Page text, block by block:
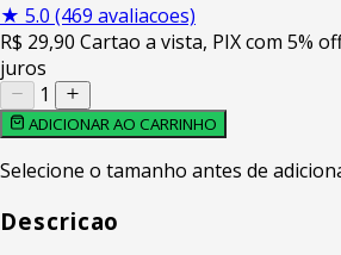
★ 5.0 (469 avaliacoes)
R$ 29,90 Cartao a vista, PIX com 5%
juros
1
ADICIONAR AO CARRINHO
Selecione o tamanho antes de
Descricao